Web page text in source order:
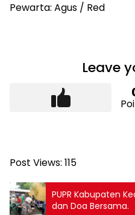
Pewarta: Agus / Red
Leave
Post Views: 115
PUPR Kabupaten
dan Doa Bersama.